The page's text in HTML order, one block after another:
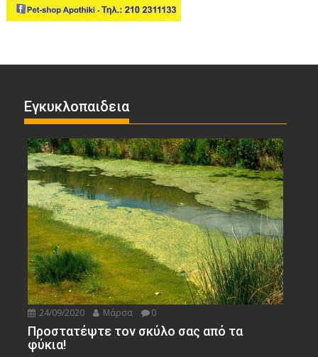
Εγκυκλοπαιδεια
24/09/2020 Μάρσα 0
Προστατέψτε τον σκύλο σας από τα
φύκια!